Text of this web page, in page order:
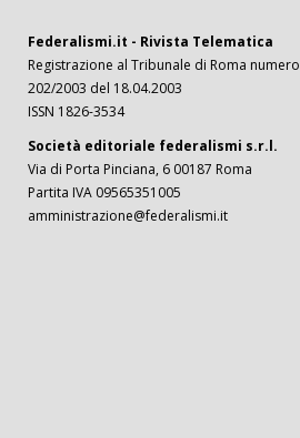
Federalismi.it - Rivista Telematica
Registrazione al Tribunale di Roma numero
202/2003 del 18.04.2003
ISSN 1826-3534
Società editoriale federalismi s.r.l.
Via di Porta Pinciana, 6 00187 Roma
Partita IVA 09565351005
amministrazione@federalismi.it